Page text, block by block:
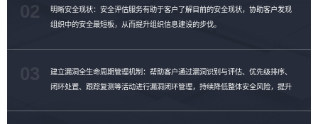
明晰安全现状：安全评估服务有助于客户了解目前的安全现状，协助客户发现
组织中的安全最短板，从而提升组织信息建设的步伐。
02
建立漏洞全生命周期管理机制：帮助客户通过漏洞识别与评估、优先级排序、
闭环处置、跟踪复测等活动进行漏洞闭环管理，持续降低整体安全风险，提升